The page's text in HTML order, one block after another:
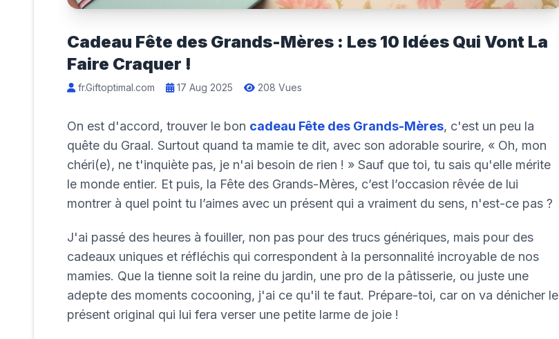
Cadeau Fête des Grands-Mères : Les 10 Idées Qui Vont La
Faire Craquer !
fr.Giftoptimal.com 17 Aug 2025 208 Vues
On est d'accord, trouver le bon cadeau Fête des Grands-Mères, c'est un peu la
quête du Graal. Surtout quand ta mamie te dit, avec son adorable sourire, « Oh, mon
chéri(e), ne t'inquiète pas, je n'ai besoin de rien ! » Sauf que toi, tu sais qu'elle mérite
le monde entier. Et puis, la Fête des Grands-Mères, c’est l’occasion rêvée de lui
montrer à quel point tu l’aimes avec un présent qui a vraiment du sens, n'est-ce pas ?
J'ai passé des heures à fouiller, non pas pour des trucs génériques, mais pour des
cadeaux uniques et réfléchis qui correspondent à la personnalité incroyable de nos
mamies. Que la tienne soit la reine du jardin, une pro de la pâtisserie, ou juste une
adepte des moments cocooning, j'ai ce qu'il te faut. Prépare-toi, car on va dénicher le
présent original qui lui fera verser une petite larme de joie !